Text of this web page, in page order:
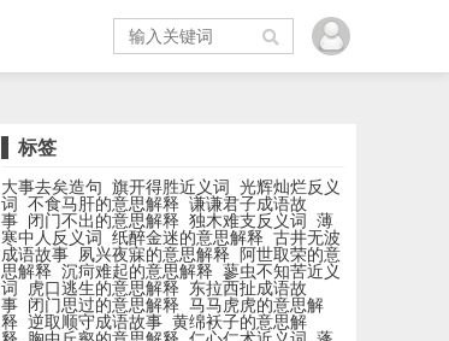
标签
大事去矣造句 旗开得胜近义词
光辉灿烂反义
词
不食马肝的意思解释 谦谦君子成语故
事 闭门不出的意思解释 独木难支反义词
薄
寒中人反义词
纸醉金迷的意思解释 古井无波
成语故事 夙兴夜寐的意思解释
阿世取荣的意
思解释 沉疴难起的意思解释 蓼虫不知苦近义
词
虎口逃生的意思解释
东拉西扯成语故
事 闭门思过的意思解释 马马虎虎的意思解
释 逆取顺守成语故事 黄绵袄子的意思解